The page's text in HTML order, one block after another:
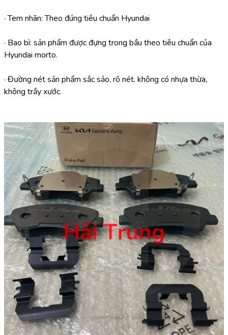
· Tem nhãn: Theo đúng tiêu chuẩn Hyundai
· Bao bì: sản phẩm được đựng trong bầu theo tiêu chuẩn của
Hyundai morto.
· Đường nét sản phẩm sắc sảo, rõ nét. không có nhựa thừa,
không trầy xước.